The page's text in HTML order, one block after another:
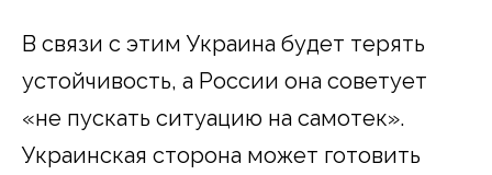
В связи с этим Украина будет терять
устойчивость, а России она советует
«не пускать ситуацию на самотек».
Украинская сторона может готовить